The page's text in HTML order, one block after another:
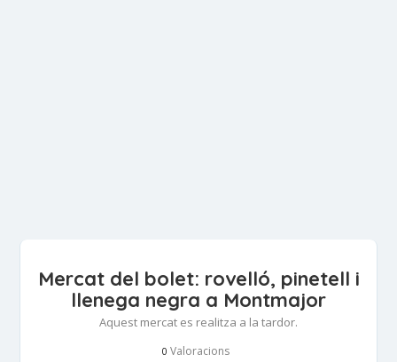
Mercat del bolet: rovelló, pinetell i
llenega negra a Montmajor
Aquest mercat es realitza a la tardor.
0 Valoracions